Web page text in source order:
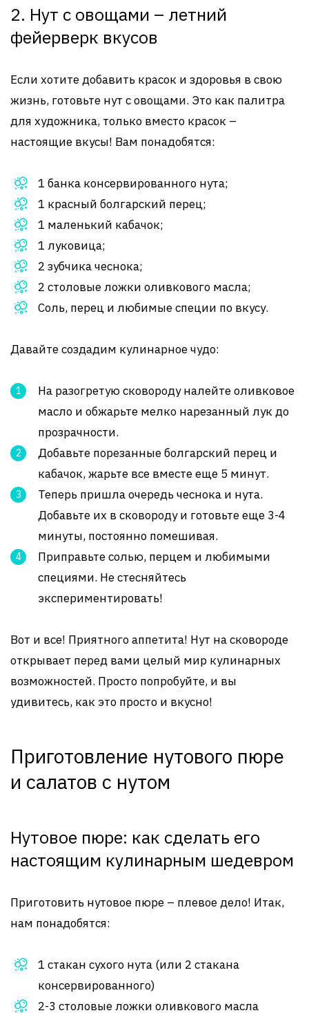
2. Нут с овощами – летний
фейерверк вкусов
Если хотите добавить красок и здоровья в свою
жизнь, готовьте нут с овощами. Это как палитра
для художника, только вместо красок –
настоящие вкусы! Вам понадобятся:
1 банка консервированного нута;
1 красный болгарский перец;
1 маленький кабачок;
1 луковица;
2 зубчика чеснока;
2 столовые ложки оливкового масла;
Соль, перец и любимые специи по вкусу.
Давайте создадим кулинарное чудо:
На разогретую сковороду налейте оливковое
масло и обжарьте мелко нарезанный лук до
прозрачности.
Добавьте порезанные болгарский перец и
кабачок, жарьте все вместе еще 5 минут.
Теперь пришла очередь чеснока и нута.
Добавьте их в сковороду и готовьте еще 3-4
минуты, постоянно помешивая.
Приправьте солью, перцем и любимыми
специями. Не стесняйтесь
экспериментировать!
Вот и все! Приятного аппетита! Нут на сковороде
открывает перед вами целый мир кулинарных
возможностей. Просто попробуйте, и вы
удивитесь, как это просто и вкусно!
Приготовление нутового пюре
и салатов с нутом
Нутовое пюре: как сделать его
настоящим кулинарным шедевром
Приготовить нутовое пюре – плевое дело! Итак,
нам понадобятся:
1 стакан сухого нута (или 2 стакана
консервированного)
2-3 столовые ложки оливкового масла